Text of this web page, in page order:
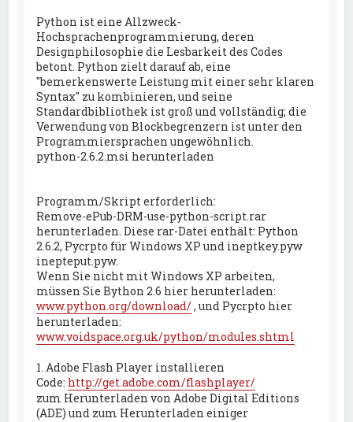
Python ist eine Allzweck-
Hochsprachenprogrammierung, deren
Designphilosophie die Lesbarkeit des Codes
betont. Python zielt darauf ab, eine
"bemerkenswerte Leistung mit einer sehr klaren
Syntax" zu kombinieren, und seine
Standardbibliothek ist groß und vollständig; die
Verwendung von Blockbegrenzern ist unter den
Programmiersprachen ungewöhnlich.
python-2.6.2.msi herunterladen
Programm/Skript erforderlich:
Remove-ePub-DRM-use-python-script.rar
herunterladen. Diese rar-Datei enthält: Python
2.6.2, Pycrpto für Windows XP und ineptkey.pyw
inepteput.pyw.
Wenn Sie nicht mit Windows XP arbeiten,
müssen Sie Bython 2.6 hier herunterladen:
www.python.org/download/, und Pycrpto hier
herunterladen:
www.voidspace.org.uk/python/modules.shtml
1. Adobe Flash Player installieren
Code: http://get.adobe.com/flashplayer/
zum Herunterladen von Adobe Digital Editions
(ADE) und zum Herunterladen einiger